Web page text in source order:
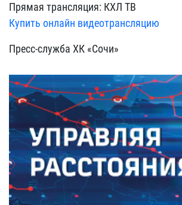
Прямая трансляция: КХЛ ТВ
Купить онлайн видеотрансляцию
Пресс-служба ХК «Сочи»